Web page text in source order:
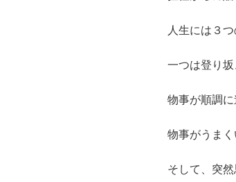
人生には３つ
一つは登り
物事が順調
物事がうま
そして、突